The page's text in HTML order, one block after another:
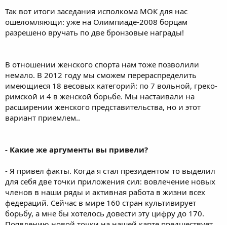
Так вот итоги заседания исполкома МОК для нас
ошеломляющи: уже на Олимпиаде-2008 борцам
разрешено вручать по две бронзовые награды!
В отношении женского спорта нам тоже позволили
немало. В 2012 году мы сможем перераспределить
имеющиеся 18 весовых категорий: по 7 вольной, греко-
римской и 4 в женской борьбе. Мы настаивали на
расширении женского представительства, но и этот
вариант приемлем..
- Какие же аргументы вы привели?
- Я привел факты. Когда я стал президентом то выделил
для себя две точки приложения сил: вовлечение новых
членов в наши ряды и активная работа в жизни всех
федераций. Сейчас в мире 160 стран культивирует
борьбу, а мне бы хотелось довести эту цифру до 170.